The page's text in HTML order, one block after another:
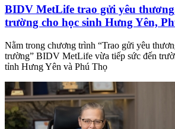
BIDV MetLife trao gửi yêu
trường cho học sinh Hưng Yên,
Nằm trong chương trình “Trao gửi yêu
trường” BIDV MetLife vừa tiếp sức đến
tỉnh Hưng Yên và Phú Thọ